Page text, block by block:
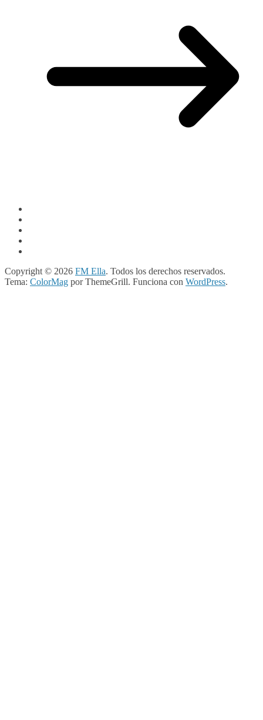
Copyright © 2026 FM Ella. Todos los derechos reservados.
Tema: ColorMag por ThemeGrill. Funciona con WordPress.